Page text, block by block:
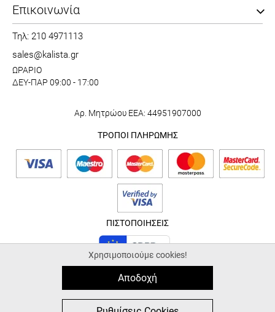
Επικοινωνία
Τηλ: 210 4971113
sales@kalista.gr
ΩΡΑΡΙΟ
ΔΕΥ-ΠΑΡ 09:00 - 17:00
Αρ. Μητρώου ΕΕΑ: 44951907000
ΤΡΟΠΟΙ ΠΛΗΡΩΜΗΣ
ΠΙΣΤΟΠΟΙΗΣΕΙΣ
ALL-IN-ONE eCommerce Business Development by
Plushost.gr
Χρησιμοποιούμε cookies!
Αποδοχή